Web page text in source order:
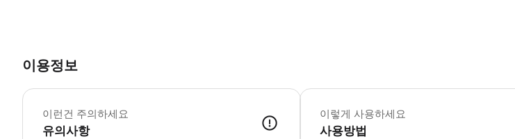
이용정보
이런건 주의하세요
유의사항
* 소요시간 : 180분 (옵션에 따라 소요 시간이 다를
이렇게 사용하세요
사용방법